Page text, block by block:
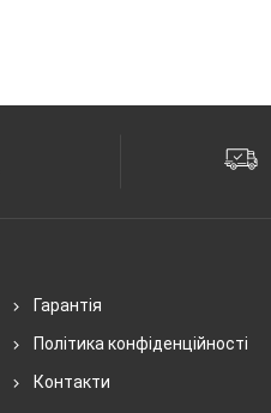
Гарантія
Політика конфіденційності
Контакти